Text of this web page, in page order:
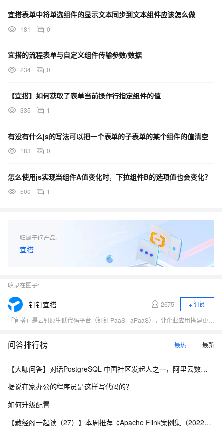
宜搭表单中将单选组件的显示文本同步到文本组件应该怎么做
181 0
宜搭的流程表单与自定义组件传输参数/数据
234 0
【宜搭】如何获取子表单当前操作行指定组件的值
335 1
有没有什么js的写法可以把一个表单的子表单的某个组件的值清空
183 0
怎么使用js实现当组件A值变化时，下拉组件B的选项值也会变化？
500 1
归属于问产品:
宜搭
收录在圈子:
钉钉宜搭 2675
+ 订阅
问答排行榜 最热 最新
【大咖问答】对话PostgreSQL 中国社区发起人之一，阿里云数据库高级专家 德哥
据说在家办公的程序员是这样写代码的？
如何升级配置
【藏经阁一起读（27）】本周推荐《Apache Flink案例集（2022版）》，你有哪些心得？